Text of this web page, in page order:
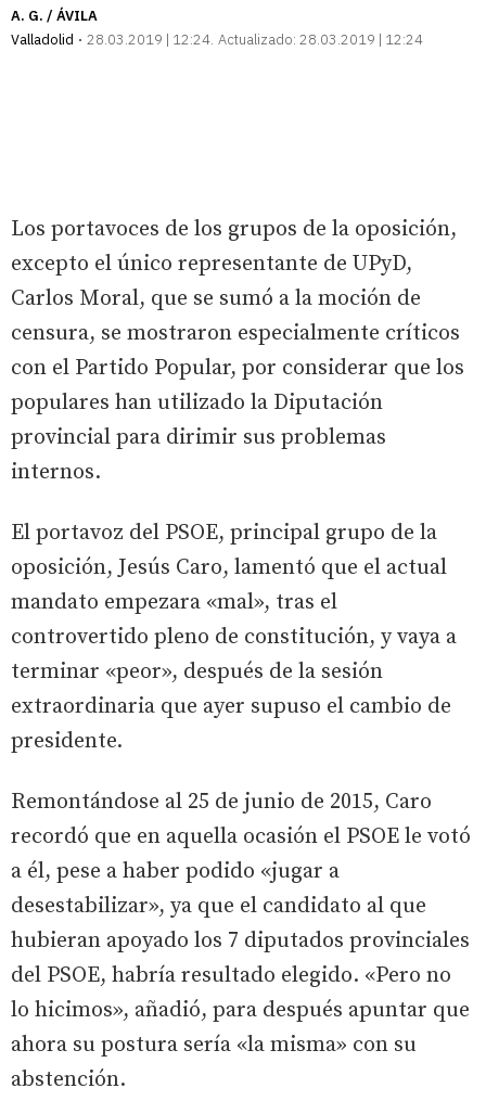
A. G. / ÁVILA
Valladolid
28.03.2019 | 12:24 Actualizado: 28.03.2019 | 12:24
Los portavoces de los grupos de la oposición,
excepto el único representante de UPyD,
Carlos Moral, que se sumó a la moción de
censura, se mostraron especialmente críticos
con el Partido Popular, por considerar que los
populares han utilizado la Diputación
provincial para dirimir sus problemas
internos.
El portavoz del PSOE, principal grupo de la
oposición, Jesús Caro, lamentó que el actual
mandato empezara «mal», tras el
controvertido pleno de constitución, y vaya a
terminar «peor», después de la sesión
extraordinaria que ayer supuso el cambio de
presidente.
Remontándose al 25 de junio de 2015, Caro
recordó que en aquella ocasión el PSOE le votó
a él, pese a haber podido «jugar a
desestabilizar», ya que el candidato al que
hubieran apoyado los 7 diputados provinciales
del PSOE, habría resultado elegido. «Pero no
lo hicimos», añadió, para después apuntar que
ahora su postura sería «la misma» con su
abstención.